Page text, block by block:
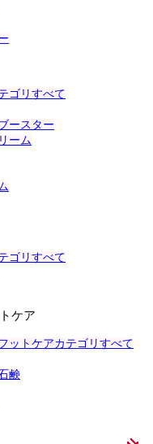
ゴリすべて
ースター
ーム
ゴリすべて
ケア
ットケアカテゴリすべて
鹸